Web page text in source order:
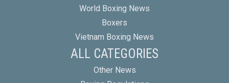
World Boxing News
Boxers
Vietnam Boxing News
ALL CATEGORIES
Other News